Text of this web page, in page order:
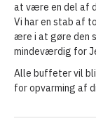
at være en del af
Vi har en stab af
ære i at gøre den
mindeværdig for
Alle buffeter vil
for opvarming af